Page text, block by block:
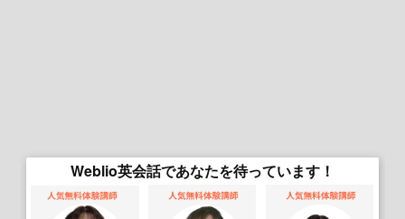
Weblio英会話であなたを待っています！